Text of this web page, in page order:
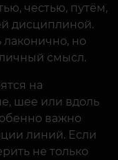
честью, путём,
дисциплиной.
но
смысл.
на
шее или вдоль
важно
линий. Если
не только